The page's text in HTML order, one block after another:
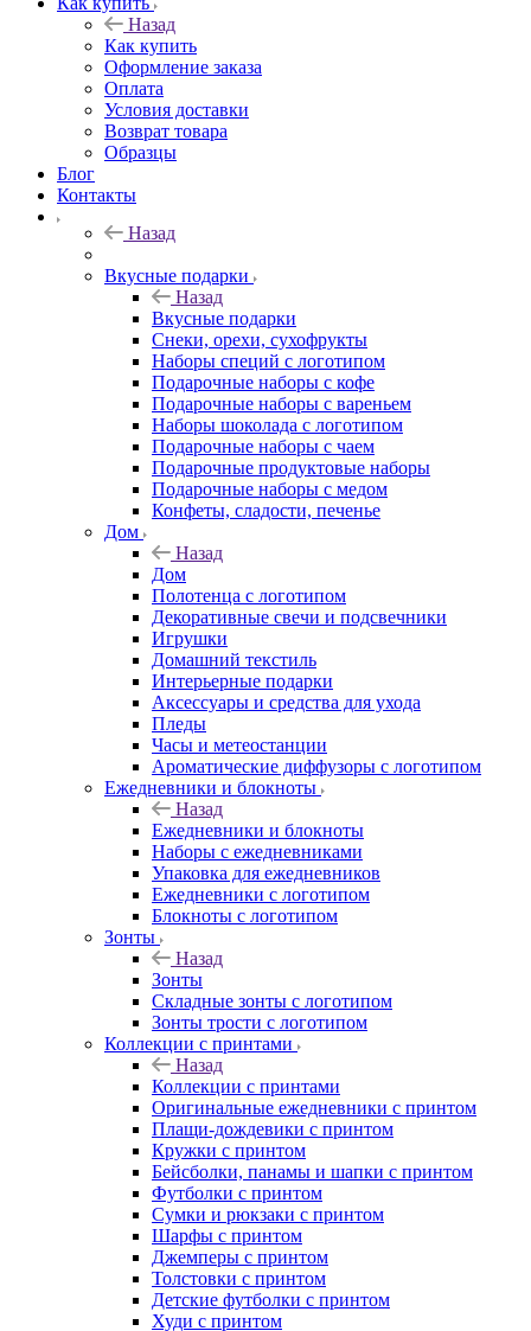
Назад
Как купить
Оформление заказа
Оплата
Условия доставки
Возврат товара
Образцы
Блог
Контакты
Назад
Вкусные подарки
Назад
Вкусные подарки
Снеки, орехи, сухофрукты
Наборы специй с логотипом
Подарочные наборы с кофе
Подарочные наборы с вареньем
Наборы шоколада с логотипом
Подарочные наборы с чаем
Подарочные продуктовые наборы
Подарочные наборы с медом
Конфеты, сладости, печенье
Дом
Назад
Дом
Полотенца с логотипом
Декоративные свечи и подсвечники
Игрушки
Домашний текстиль
Интерьерные подарки
Аксессуары и средства для ухода
Пледы
Часы и метеостанции
Ароматические диффузоры с логотипом
Ежедневники и блокноты
Назад
Ежедневники и блокноты
Наборы с ежедневниками
Упаковка для ежедневников
Ежедневники с логотипом
Блокноты с логотипом
Зонты
Назад
Зонты
Складные зонты с логотипом
Зонты трости с логотипом
Коллекции с принтами
Назад
Коллекции с принтами
Оригинальные ежедневники с принтом
Плащи-дождевики с принтом
Кружки с принтом
Бейсболки, панамы и шапки с принтом
Футболки с принтом
Сумки и рюкзаки с принтом
Шарфы с принтом
Джемперы с принтом
Толстовки с принтом
Детские футболки с принтом
Худи с принтом